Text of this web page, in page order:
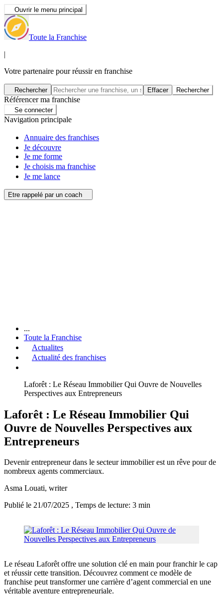
Ouvrir le menu principal
Toute la Franchise
|
Votre partenaire pour réussir en franchise
Rechercher Effacer Rechercher
Référencer ma franchise
Se connecter
Navigation principale
Annuaire des franchises
Je découvre
Je me forme
Je choisis ma franchise
Je me lance
Etre rappelé par un coach
...
Toute la Franchise
Actualites
Actualité des franchises
Laforêt : Le Réseau Immobilier Qui Ouvre de Nouvelles
Perspectives aux Entrepreneurs
Laforêt : Le Réseau Immobilier Qui
Ouvre de Nouvelles Perspectives aux
Entrepreneurs
Devenir entrepreneur dans le secteur immobilier est un rêve pour de
nombreux agents commerciaux.
Asma Louati, writer
Publié le 21/07/2025 , Temps de lecture: 3 min
Le réseau Laforêt offre une solution clé en main pour franchir le cap
et réussir cette transition. Découvrez comment ce modèle de
franchise peut transformer une carrière d’agent commercial en une
véritable aventure entrepreneuriale.